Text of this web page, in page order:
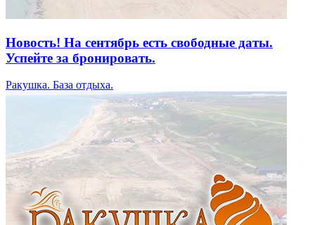
Новость! На сентябрь есть свободные даты.
Успейте за бронировать.
Ракушка. База отдыха.